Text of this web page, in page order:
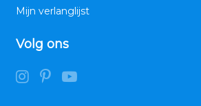
Mijn verlanglijst
Volg ons